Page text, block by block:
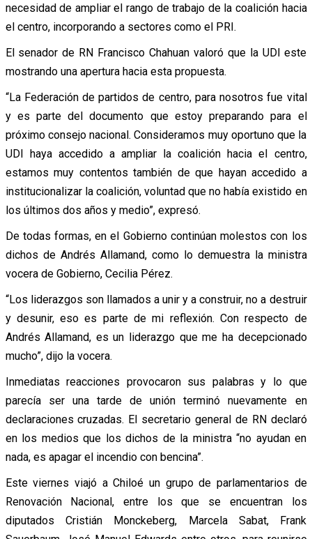
necesidad de ampliar el rango de trabajo de la coalición hacia
el centro, incorporando a sectores como el PRI.
El senador de RN Francisco Chahuan valoró que la UDI este
mostrando una apertura hacia esta propuesta.
“La Federación de partidos de centro, para nosotros fue vital
y es parte del documento que estoy preparando para el
próximo consejo nacional. Consideramos muy oportuno que la
UDI haya accedido a ampliar la coalición hacia el centro,
estamos muy contentos también de que hayan accedido a
institucionalizar la coalición, voluntad que no había existido en
los últimos dos años y medio”, expresó.
De todas formas, en el Gobierno continúan molestos con los
dichos de Andrés Allamand, como lo demuestra la ministra
vocera de Gobierno, Cecilia Pérez.
“Los liderazgos son llamados a unir y a construir, no a destruir
y desunir, eso es parte de mi reflexión. Con respecto de
Andrés Allamand, es un liderazgo que me ha decepcionado
mucho”, dijo la vocera.
Inmediatas reacciones provocaron sus palabras y lo que
parecía ser una tarde de unión terminó nuevamente en
declaraciones cruzadas. El secretario general de RN declaró
en los medios que los dichos de la ministra “no ayudan en
nada, es apagar el incendio con bencina”.
Este viernes viajó a Chiloé un grupo de parlamentarios de
Renovación Nacional, entre los que se encuentran los
diputados Cristián Monckeberg, Marcela Sabat, Frank